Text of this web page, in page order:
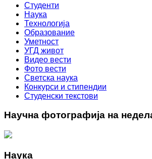
Студенти
Наука
Технологија
Образование
Уметност
УГД живот
Видео вести
Фото вести
Светска наука
Конкурси и стипендии
Студенски текстови
Научна фотографија на
Наука